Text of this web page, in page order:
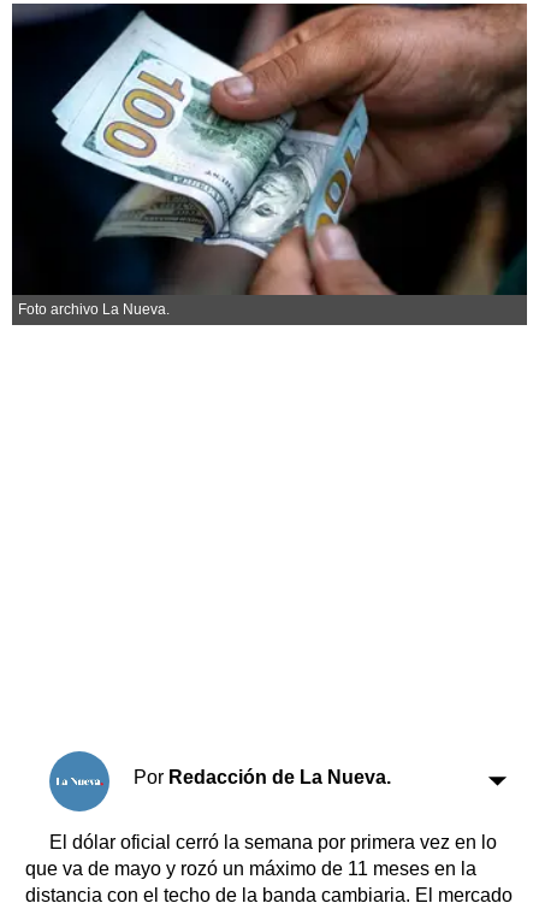
Espacio empresas
Sociedad y tiempo
Sociedad
Tecnología
Turismo
Salud
Es viral
Fúnebres
Horóscopo
Foto archivo La Nueva.
Por Redacción de La Nueva.
El dólar oficial cerró la semana por primera vez en lo
que va de mayo y rozó un máximo de 11 meses en la
distancia con el techo de la banda cambiaria. El mercado